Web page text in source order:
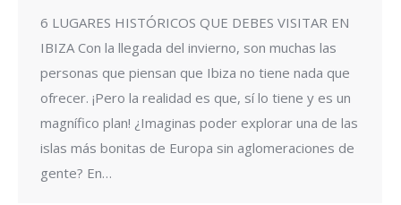
6 LUGARES HISTÓRICOS QUE DEBES VISITAR EN
IBIZA Con la llegada del invierno, son muchas las
personas que piensan que Ibiza no tiene nada que
ofrecer. ¡Pero la realidad es que, sí lo tiene y es un
magnífico plan! ¿Imaginas poder explorar una de las
islas más bonitas de Europa sin aglomeraciones de
gente? En…